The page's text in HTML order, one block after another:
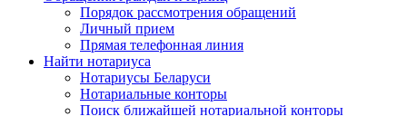
Порядок рассмотрения обращений
Личный прием
Прямая телефонная линия
Найти нотариуса
Нотариусы Беларуси
Нотариальные конторы
Поиск ближайшей нотариальной конторы